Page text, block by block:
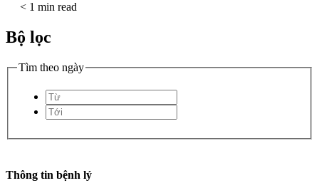
< 1 min read
Bộ lọc
Tìm theo ngày
Từ
Tới
Thông tin bệnh lý